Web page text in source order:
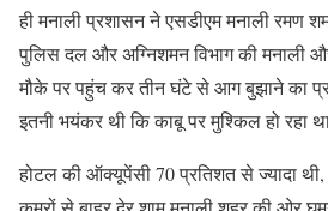
ही मनाली प्रशासन ने एसडीएम मनाली रमण
पुलिस दल और अग्निशमन विभाग की मनाली
मौके पर पहुंच कर तीन घंटे से आग बुझाने का
इतनी भयंकर थी कि काबू पर मुश्किल हो रहा
होटल की ऑक्यूपेंसी 70 प्रतिशत से ज्यादा